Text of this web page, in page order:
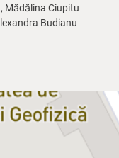
Mădălina Ciupitu
Budianu
ani:scene care îi pot
sexuală, durată care